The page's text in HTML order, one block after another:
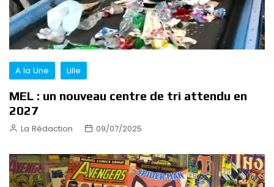
A la Une Lille
MEL : un nouveau centre de tri attendu en
2027
La Rédaction 09/07/2025